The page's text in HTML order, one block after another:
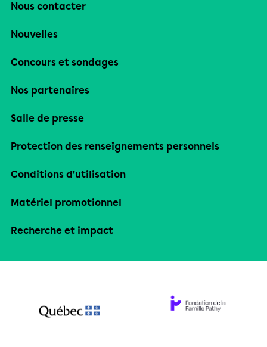
Nous contacter
Nouvelles
Concours et sondages
Nos partenaires
Salle de presse
Protection des renseignements personnels
Conditions d’utilisation
Matériel promotionnel
Recherche et impact